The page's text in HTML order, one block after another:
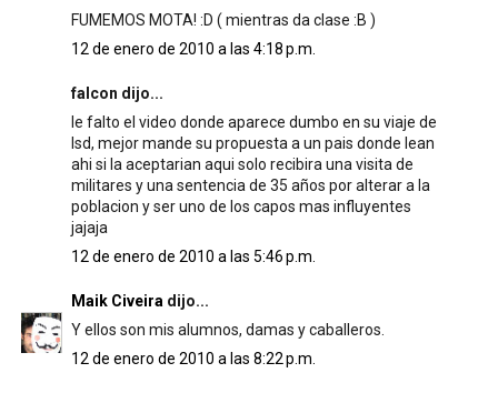
FUMEMOS MOTA! :D ( mientras da clase :B )
12 de enero de 2010 a las 4:18 p.m.
falcon dijo...
le falto el video donde aparece dumbo en su viaje de
lsd, mejor mande su propuesta a un pais donde lean
ahi si la aceptarian aqui solo recibira una visita de
militares y una sentencia de 35 años por alterar a la
poblacion y ser uno de los capos mas influyentes
jajaja
12 de enero de 2010 a las 5:46 p.m.
Maik Civeira dijo...
Y ellos son mis alumnos, damas y caballeros.
12 de enero de 2010 a las 8:22 p.m.